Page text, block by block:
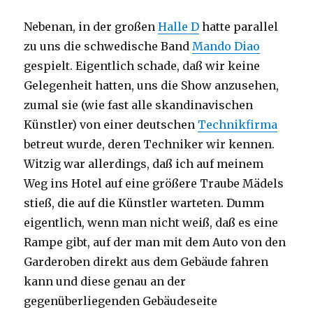
Nebenan, in der großenHalle D hatte parallel
zu uns die schwedische BandMando Diao
gespielt. Eigentlich schade, daß wir keine
Gelegenheit hatten, uns die Show anzusehen,
zumal sie (wie fast alle skandinavischen
Künstler) von einer deutschen Technikfirma
betreut wurde, deren Techniker wir kennen.
Witzig war allerdings, daß ich auf meinem
Weg ins Hotel auf eine größere Traube Mädels
stieß, die auf die Künstler warteten. Dumm
eigentlich, wenn man nicht weiß, daß es eine
Rampe gibt, auf der man mit dem Auto von den
Garderoben direkt aus dem Gebäude fahren
kann und diese genau an der
gegenüberliegenden Gebäudeseite